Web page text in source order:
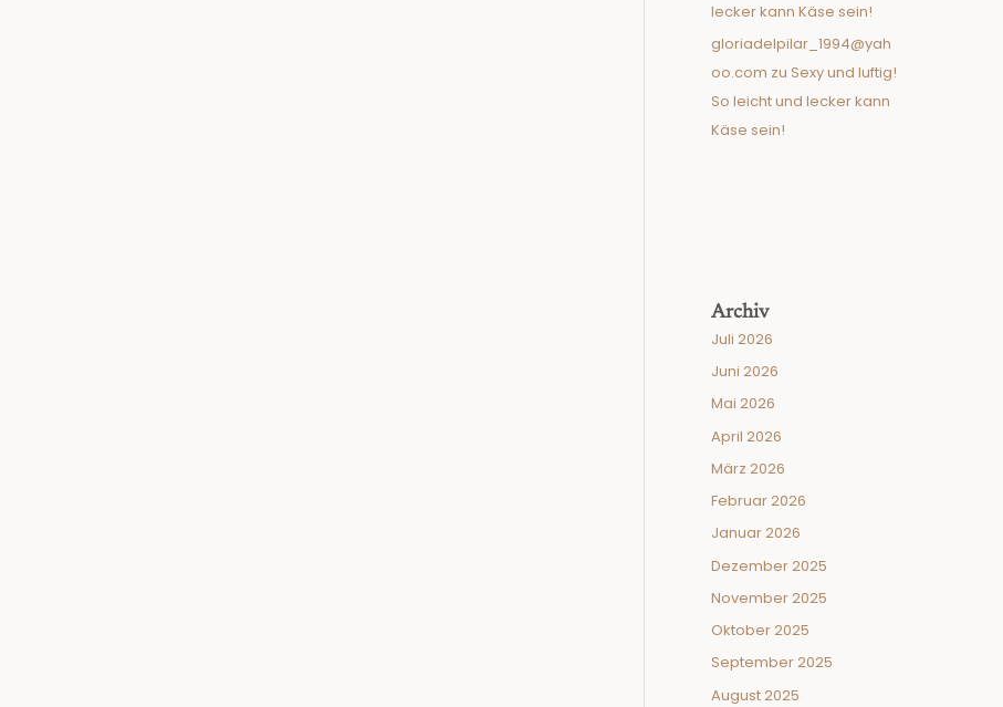
lecker kann Käse sein!
gloriadelpilar_1994@yah
oo.com zu Sexy und luftig!
So leicht und lecker kann
Käse sein!
Archiv
Juli 2026
Juni 2026
Mai 2026
April 2026
März 2026
Februar 2026
Januar 2026
Dezember 2025
November 2025
Oktober 2025
September 2025
August 2025